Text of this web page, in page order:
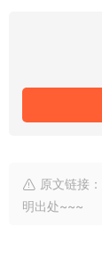
原文链接：
明出处~~~